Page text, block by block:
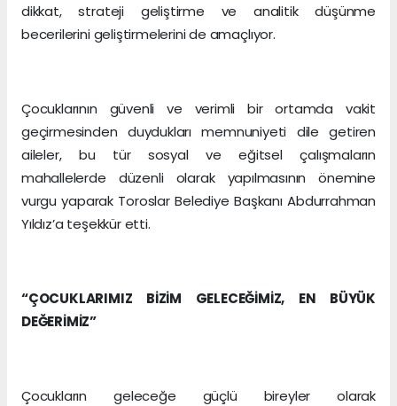
dikkat, strateji geliştirme ve analitik düşünme
becerilerini geliştirmelerini de amaçlıyor.
Çocuklarının güvenli ve verimli bir ortamda vakit
geçirmesinden duydukları memnuniyeti dile getiren
aileler, bu tür sosyal ve eğitsel çalışmaların
mahallelerde düzenli olarak yapılmasının önemine
vurgu yaparak Toroslar Belediye Başkanı Abdurrahman
Yıldız’a teşekkür etti.
“ÇOCUKLARIMIZ BİZİM GELECEĞİMİZ, EN BÜYÜK
DEĞERİMİZ”
Çocukların geleceğe güçlü bireyler olarak